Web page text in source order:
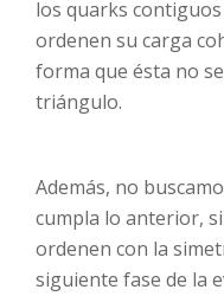
los quarks
ordenen su carga
forma que ésta no
triángulo.
Además, no
cumpla lo anterior,
ordenen con la
siguiente fase de la